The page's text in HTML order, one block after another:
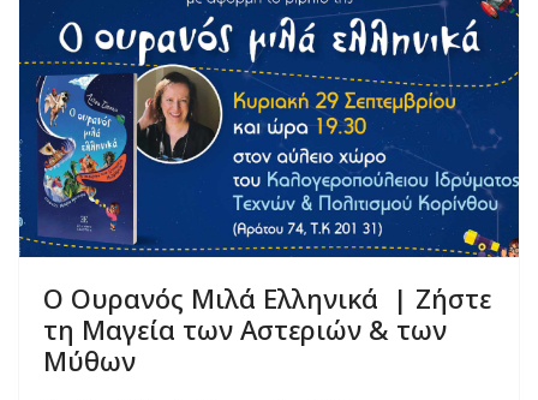
Ο Ουρανός Μιλά Ελληνικά | Ζήστε
τη Μαγεία των Αστεριών & των
Μύθων